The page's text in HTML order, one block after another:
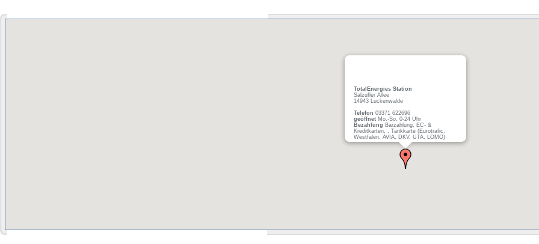
TotalEnergies Station
Salzufler Allee
14943 Luckenwalde
Telefon 03371 622696
geöffnet Mo.-So. 0-24 Uhr
Bezahlung Barzahlung, EC- &
Kreditkarten, , Tankkarte (Eurotrafic,
Westfalen, AVIA, DKV, UTA, LOMO)